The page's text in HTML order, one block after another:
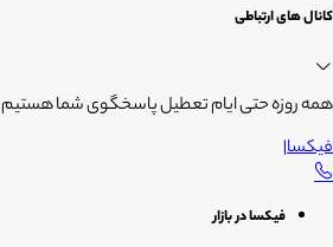
کانال های ارتباطی
همه روزه حتی ایام تعطیل پاسخگوی شما هستیم
فیکسا|
فیکسا در بازار